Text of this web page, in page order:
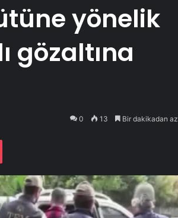
yönelik
gözaltına
0 13 Bir dakikadan az
Pocket